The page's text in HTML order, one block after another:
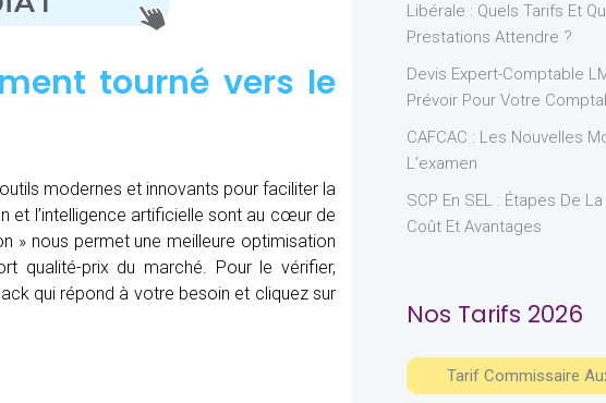
tourné vers le
modernes et innovants pour faciliter la
et l’intelligence artificielle sont au cœur de
» nous permet une meilleure optimisation
qualité-prix du marché. Pour le vérifier,
qui répond à votre besoin et cliquez sur
Libérale : Quels Tarifs Et
Prestations Attendre ?
Devis Expert-Comptable
Prévoir Pour Votre
CAFCAC : Les Nouvelles
L’examen
SCP En SEL : Étapes De
Coût Et Avantages
Nos Tarifs 2026
Tarif Commissaire